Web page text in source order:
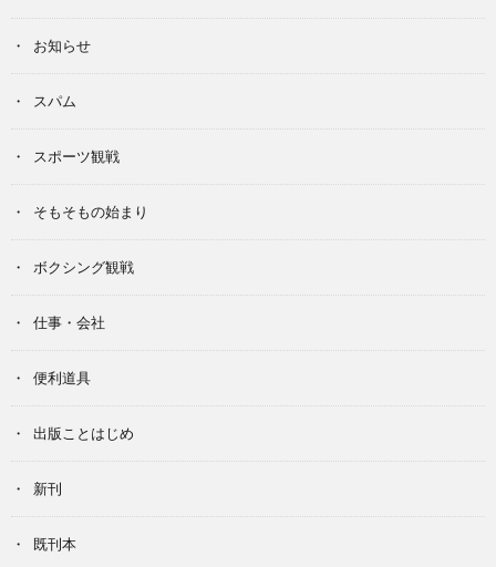
お知らせ
スパム
スポーツ観戦
そもそもの始まり
ボクシング観戦
仕事・会社
便利道具
出版ことはじめ
新刊
既刊本